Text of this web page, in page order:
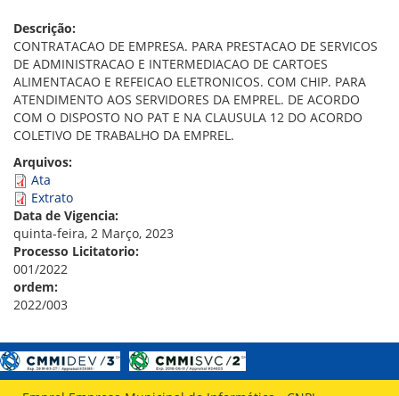
CONSELHOS
LOCALIZAÇÃO
GESTORES
GOVERNANÇA
NOTÍCIAS
COMPRAS
COMISSÕES
LICITAÇÕES
ATAS DE REGISTRO DE PREÇOS
REGULAMENTO INTERNO DE LICITAÇÕES E
CONTRATO
GESTÃO DE PESSOAS
COLABORADORES
PLR
PARTICIPAÇÃO NOS LUCROS E RESULTADOS
Descrição:
CONTRATACAO DE EMPRESA. PARA PRESTACAO DE SERVICOS
DE ADMINISTRACAO E INTERMEDIACAO DE CARTOES
ALIMENTACAO E REFEICAO ELETRONICOS. COM CHIP. PARA
ATENDIMENTO AOS SERVIDORES DA EMPREL. DE ACORDO
COM O DISPOSTO NO PAT E NA CLAUSULA 12 DO ACORDO
COLETIVO DE TRABALHO DA EMPREL.
Arquivos:
Ata
Extrato
Data de Vigencia:
quinta-feira, 2 Março, 2023
Processo Licitatorio:
001/2022
ordem:
2022/003